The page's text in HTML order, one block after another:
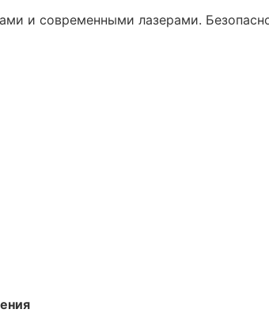
и современными лазерами.